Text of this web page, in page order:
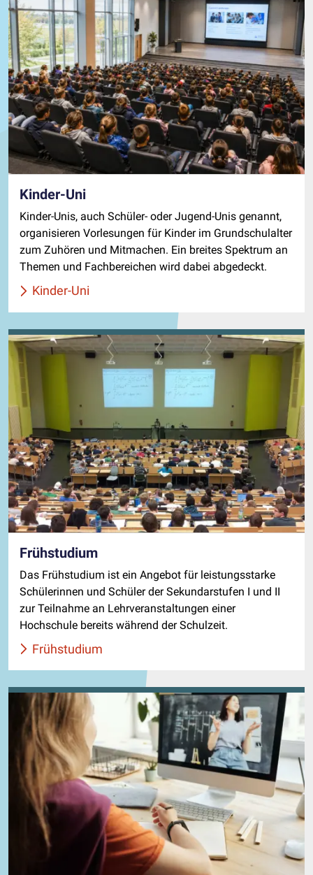
Kinder-Uni
Kinder-Unis, auch Schüler- oder Jugend-Unis genannt,
organisieren Vorlesungen für Kinder im Grundschulalter
zum Zuhören und Mitmachen. Ein breites Spektrum an
Themen und Fachbereichen wird dabei abgedeckt.
Kinder-Uni
Frühstudium
Das Frühstudium ist ein Angebot für leistungsstarke
Schülerinnen und Schüler der Sekundarstufen I und II
zur Teilnahme an Lehrveranstaltungen einer
Hochschule bereits während der Schulzeit.
Frühstudium